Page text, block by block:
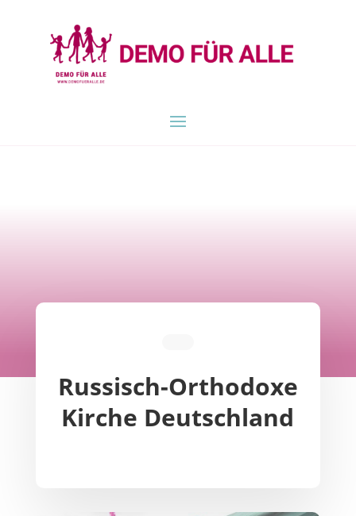
Russisch-Orthodoxe
Kirche Deutschland